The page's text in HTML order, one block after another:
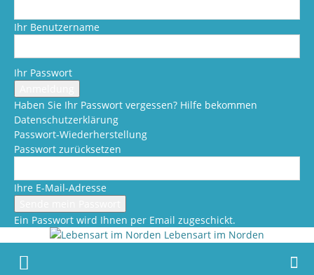
Ihr Benutzername
Ihr Passwort
Haben Sie Ihr Passwort vergessen? Hilfe bekommen
Datenschutzerklärung
Passwort-Wiederherstellung
Passwort zurücksetzen
Ihre E-Mail-Adresse
Ein Passwort wird Ihnen per Email zugeschickt.
Lebensart im Norden